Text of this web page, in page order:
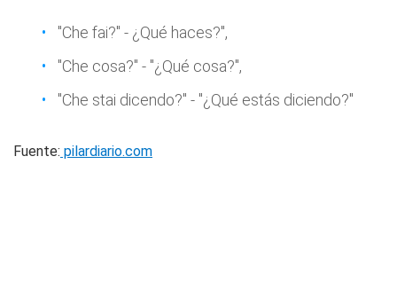
"Che fai?" - ¿Qué haces?",
"Che cosa?" - "¿Qué cosa?",
"Che stai dicendo?" - "¿Qué estás diciendo?"
Fuente: pilardiario.com